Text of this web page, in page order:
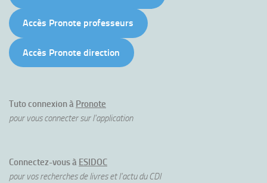
Accès Pronote professeurs
Accès Pronote direction
Tuto connexion à Pronote
pour vous connecter sur l'application
Connectez-vous à ESIDOC
pour vos recherches de livres et l'actu du CDI